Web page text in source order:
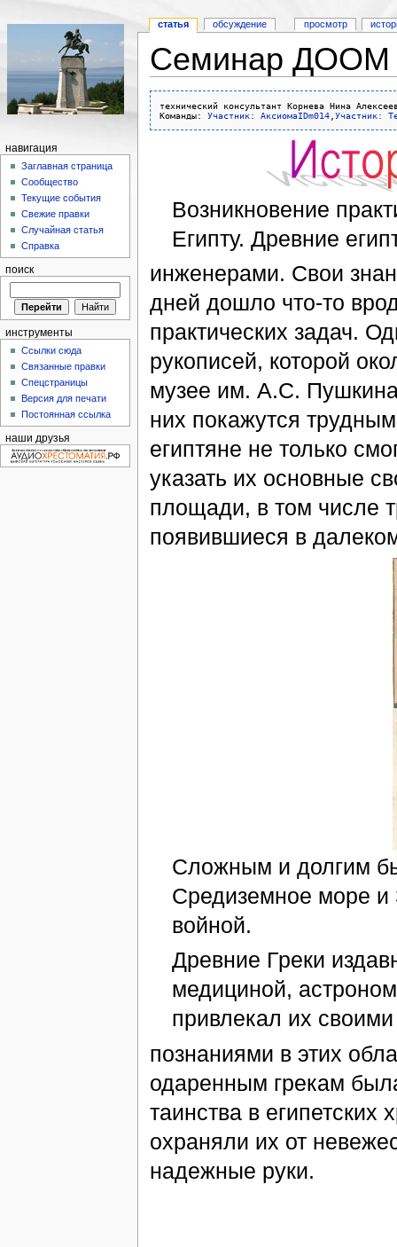
Семинар ДООМ
технический консультант Корнева Нина
Команды: Участник: АксиомаIDm014, Участник:
Возникновение
Египту. Древние
инженерами. Свои
дней дошло что-то
практических задач.
рукописей, которой
музее им. А.С.
них покажутся
египтяне не только
указать их основные
площади, в том числе
появившиеся в
Сложным и долгим
Средиземное море
войной.
Древние Греки
медициной,
привлекал их своими
познаниями в этих
одаренным грекам
таинства в
охраняли их от
надежные руки.
статья обсуждение просмотр
навигация
Заглавная страница
Сообщество
Текущие события
Свежие правки
Случайная статья
Справка
поиск
инструменты
Ссылки сюда
Связанные правки
Спецстраницы
Версия для печати
Постоянная ссылка
наши друзья